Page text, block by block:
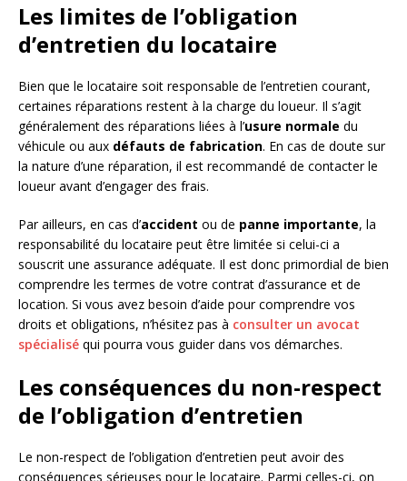
Les limites de l’obligation
d’entretien du locataire
Bien que le locataire soit responsable de l’entretien courant,
certaines réparations restent à la charge du loueur. Il s’agit
généralement des réparations liées à l’usure normale du
véhicule ou aux défauts de fabrication. En cas de doute sur
la nature d’une réparation, il est recommandé de contacter le
loueur avant d’engager des frais.
Par ailleurs, en cas d’accident ou de panne importante, la
responsabilité du locataire peut être limitée si celui-ci a
souscrit une assurance adéquate. Il est donc primordial de bien
comprendre les termes de votre contrat d’assurance et de
location. Si vous avez besoin d’aide pour comprendre vos
droits et obligations, n’hésitez pas à consulter un avocat
spécialisé qui pourra vous guider dans vos démarches.
Les conséquences du non-respect
de l’obligation d’entretien
Le non-respect de l’obligation d’entretien peut avoir des
conséquences sérieuses pour le locataire. Parmi celles-ci, on